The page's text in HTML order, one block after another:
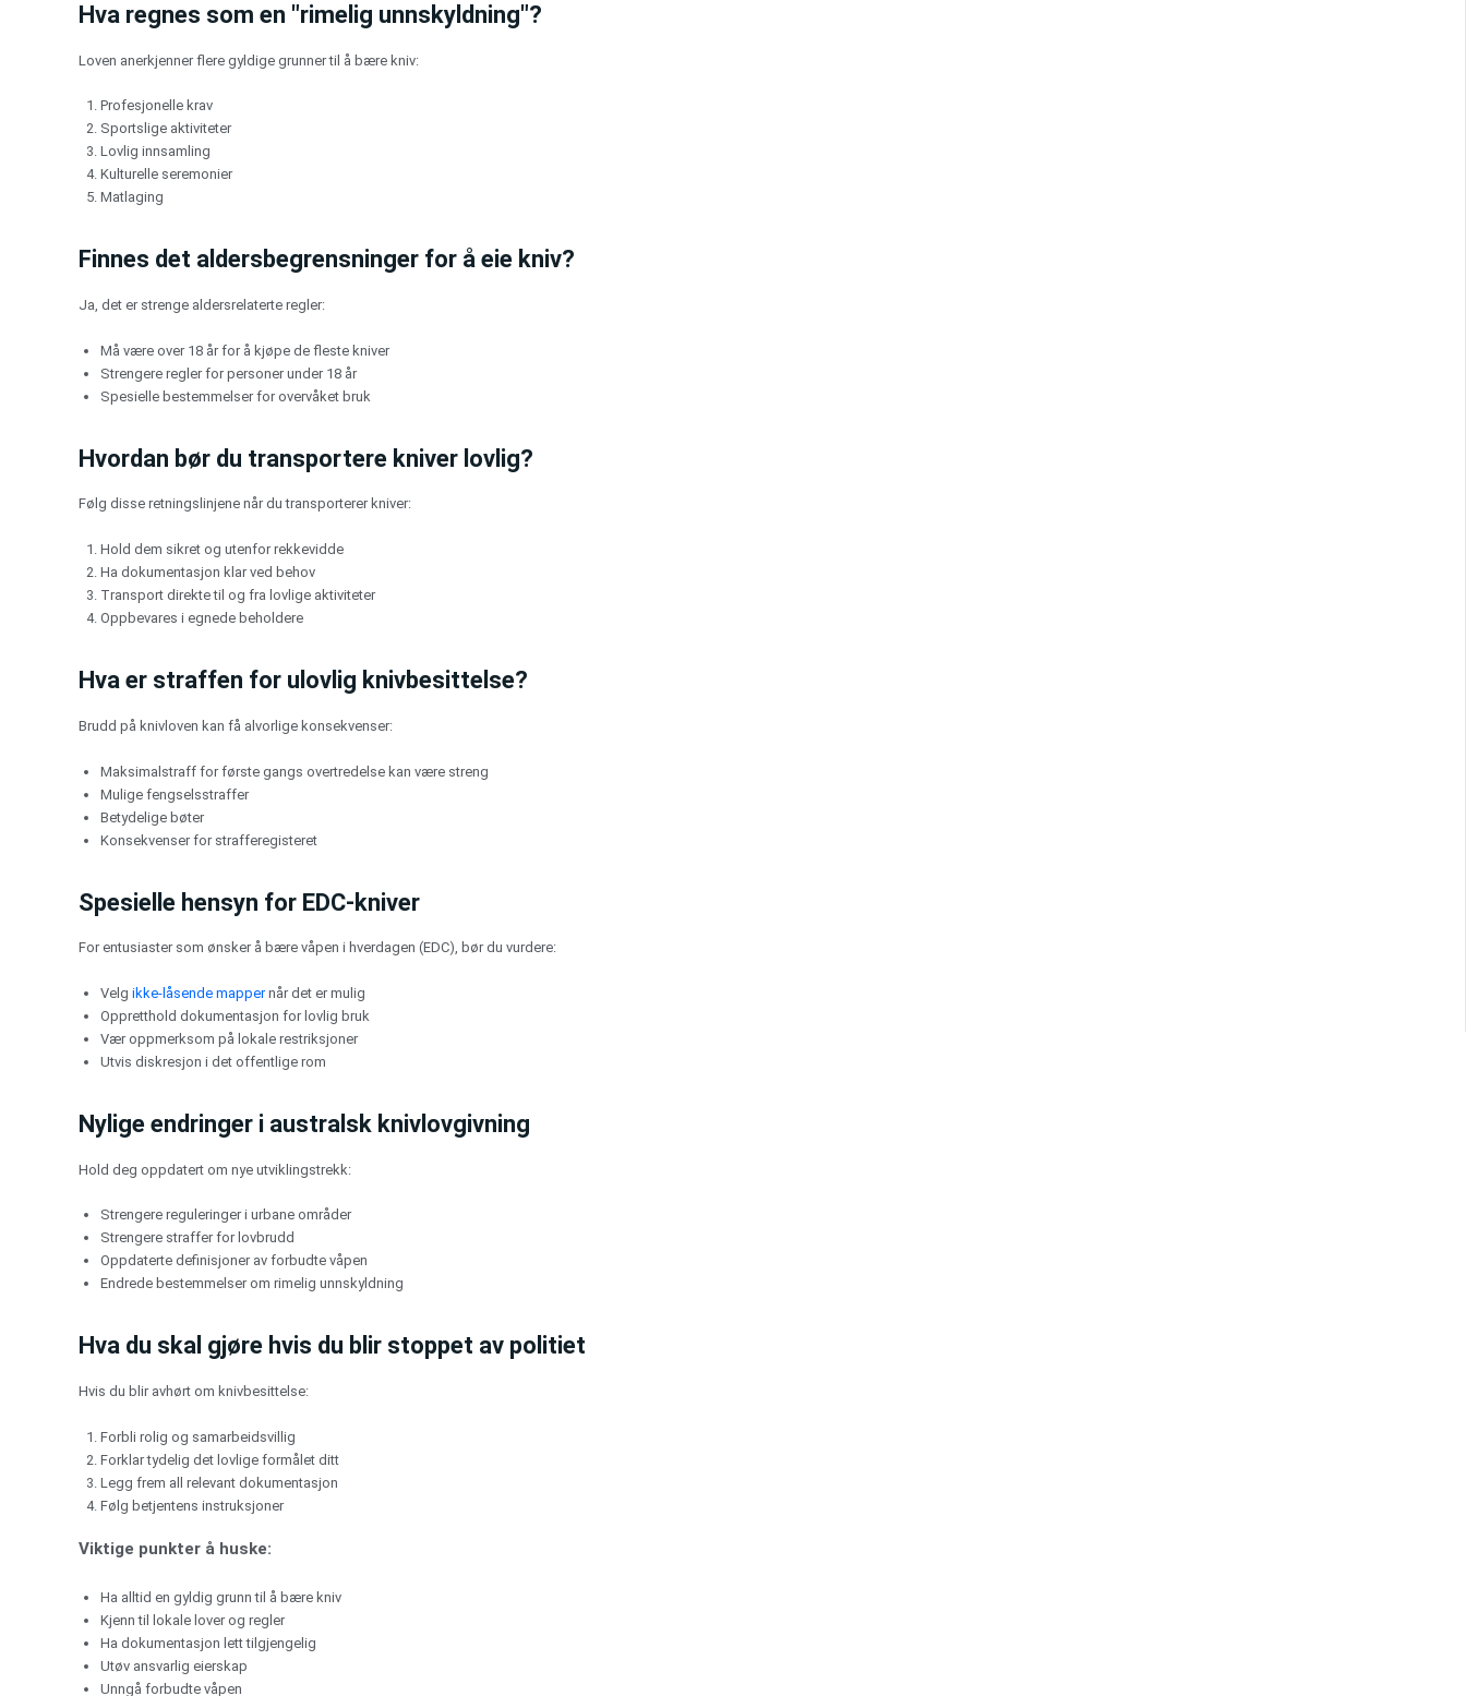
Hva regnes som en "rimelig unnskyldning"?
Loven anerkjenner flere gyldige grunner til å bære kniv:
Profesjonelle krav
Sportslige aktiviteter
Lovlig innsamling
Kulturelle seremonier
Matlaging
Finnes det aldersbegrensninger for å eie kniv?
Ja, det er strenge aldersrelaterte regler:
Må være over 18 år for å kjøpe de fleste kniver
Strengere regler for personer under 18 år
Spesielle bestemmelser for overvåket bruk
Hvordan bør du transportere kniver lovlig?
Følg disse retningslinjene når du transporterer kniver:
Hold dem sikret og utenfor rekkevidde
Ha dokumentasjon klar ved behov
Transport direkte til og fra lovlige aktiviteter
Oppbevares i egnede beholdere
Hva er straffen for ulovlig knivbesittelse?
Brudd på knivloven kan få alvorlige konsekvenser:
Maksimalstraff for første gangs overtredelse kan være streng
Mulige fengselsstraffer
Betydelige bøter
Konsekvenser for strafferegisteret
Spesielle hensyn for EDC-kniver
For entusiaster som ønsker å bære våpen i hverdagen (EDC), bør du vurdere:
Velg ikke-låsende mappernår det er mulig
Oppretthold dokumentasjon for lovlig bruk
Vær oppmerksom på lokale restriksjoner
Utvis diskresjon i det offentlige rom
Nylige endringer i australsk knivlovgivning
Hold deg oppdatert om nye utviklingstrekk:
Strengere reguleringer i urbane områder
Strengere straffer for lovbrudd
Oppdaterte definisjoner av forbudte våpen
Endrede bestemmelser om rimelig unnskyldning
Hva du skal gjøre hvis du blir stoppet av politiet
Hvis du blir avhørt om knivbesittelse:
Forbli rolig og samarbeidsvillig
Forklar tydelig det lovlige formålet ditt
Legg frem all relevant dokumentasjon
Følg betjentens instruksjoner
Viktige punkter å huske:
Ha alltid en gyldig grunn til å bære kniv
Kjenn til lokale lover og regler
Ha dokumentasjon lett tilgjengelig
Utøv ansvarlig eierskap
Unngå forbudte våpen